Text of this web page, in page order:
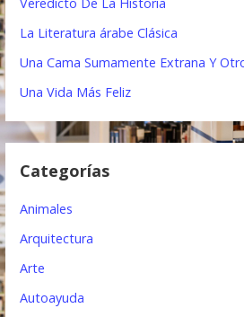
n
d
e
a
La Literatura árabe Clásica
Una Cama Sumamente Extrana Y
Una Vida Más Feliz
Categorías
Animales
Arquitectura
Arte
Autoayuda